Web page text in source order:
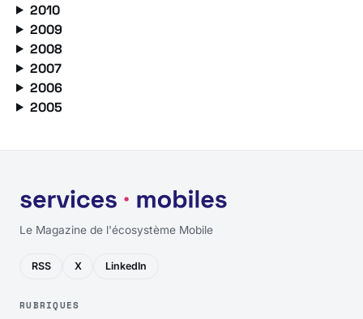
2010
2009
2008
2007
2006
2005
Le Magazine de l'écosystème Mobile
RSS X LinkedIn
RUBRIQUES